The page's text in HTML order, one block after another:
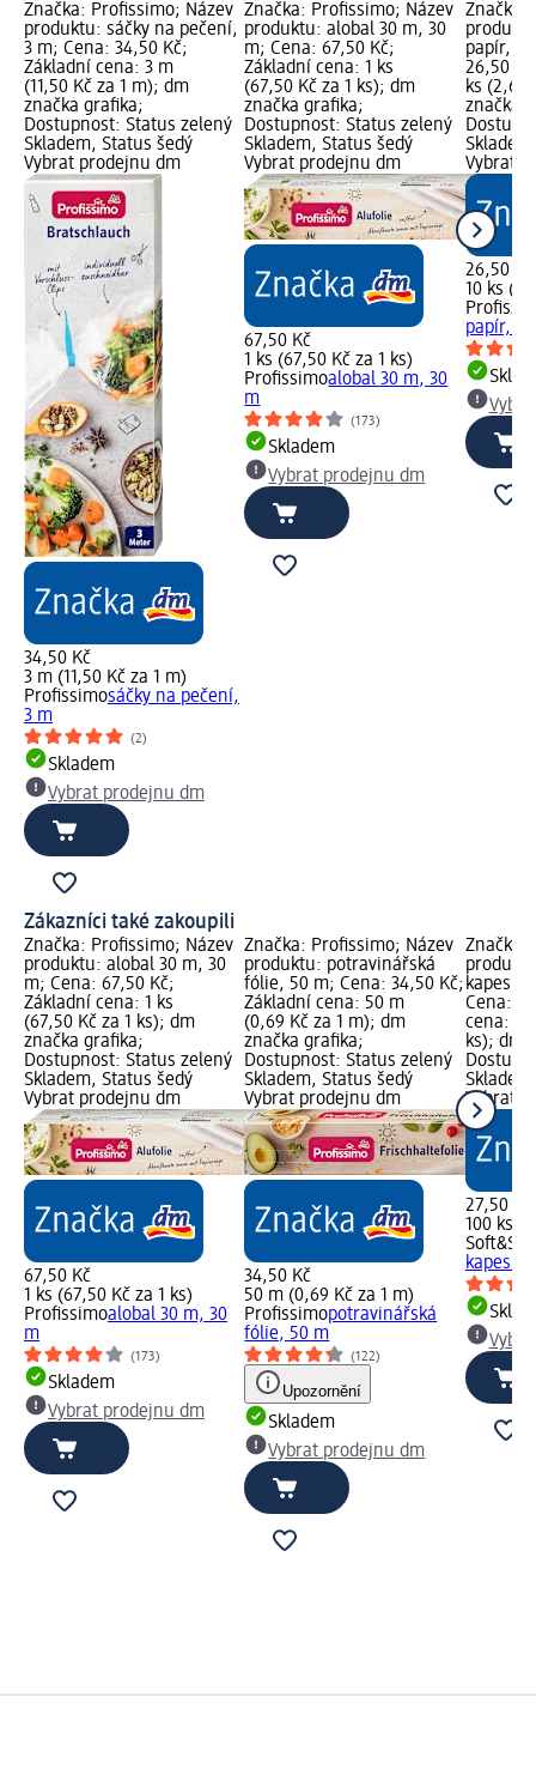
Značka: Profissimo; Název
produktu: sáčky na pečení,
3 m; Cena: 34,50 Kč;
Základní cena: 3 m
(11,50 Kč za 1 m); dm
značka grafika;
Dostupnost: Status zelený
Skladem, Status šedý
Vybrat prodejnu dm
34,50 Kč
3 m (11,50 Kč za 1 m)
Profissimosáčky na pečení,
3 m
(2)
Skladem
Vybrat prodejnu dm
Značka: Profissimo; Název
produktu: alobal 30 m, 30
m; Cena: 67,50 Kč;
Základní cena: 1 ks
(67,50 Kč za 1 ks); dm
značka grafika;
Dostupnost: Status zelený
Skladem, Status šedý
Vybrat prodejnu dm
67,50 Kč
1 ks (67,50 Kč za 1 ks)
Profissimoalobal 30 m, 30
m
(173)
Skladem
Vybrat prodejnu dm
Značka:
papír,
26,50
ks (2,65
značka
Vybrat
26,50 Kč
10 ks
papír, 10
Zákazníci také zakoupili
Značka: Profissimo; Název
produktu: alobal 30 m, 30
m; Cena: 67,50 Kč;
Základní cena: 1 ks
(67,50 Kč za 1 ks); dm
značka grafika;
Dostupnost: Status zelený
Skladem, Status šedý
Vybrat prodejnu dm
67,50 Kč
1 ks (67,50 Kč za 1 ks)
Profissimoalobal 30 m, 30
m
(173)
Skladem
Vybrat prodejnu dm
Značka: Profissimo; Název
produktu: potravinářská
fólie, 50 m; Cena: 34,50 Kč;
Základní cena: 50 m
(0,69 Kč za 1 m); dm
značka grafika;
Dostupnost: Status zelený
Skladem, Status šedý
Vybrat prodejnu dm
34,50 Kč
50 m (0,69 Kč za 1 m)
Profissimopotravinářská
fólie, 50 m
(122)
Upozornění
Skladem
Vybrat prodejnu dm
Značka:
Cena:
cena:
ks); dm
Vybrat
27,50 Kč
100 ks